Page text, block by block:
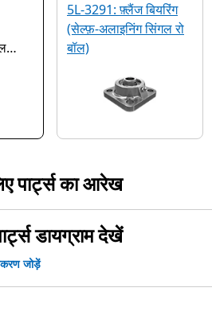
5L-3291: फ़्लैंज बियरिंग
(सेल्फ़-अलाइनिंग सिंगल रो
बॉल)
पार्ट्स का आरेख
डायग्राम देखें
जोड़ें